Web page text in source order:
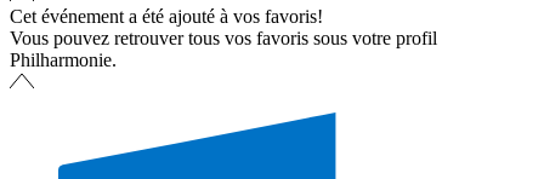
Cet événement a été ajouté à vos favoris!
Vous pouvez retrouver tous vos favoris sous votre profil
Philharmonie.